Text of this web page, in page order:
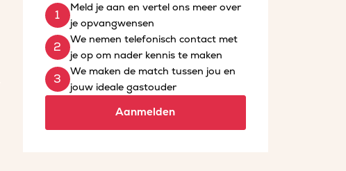
Meld je aan en vertel ons meer over
je opvangwensen
We nemen telefonisch contact met
je op om nader kennis te maken
We maken de match tussen jou en
jouw ideale gastouder
Aanmelden